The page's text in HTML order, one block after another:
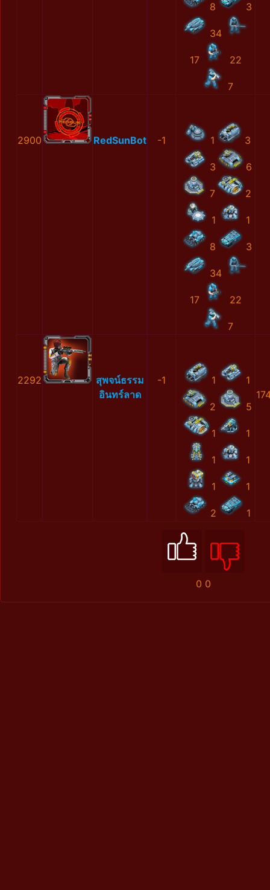
8 3
34
17 22
7
2900 RedSunBot -1 1 3
3 6
7 2
1 1
8 3
34
17 22
7
2292
สุพจน์ธรรม
อินทร์ลาด
-1 1 1
2 5
1 1
1 1
1 1
2 1
0 0